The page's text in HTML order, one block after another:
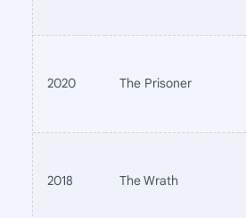
2020 The Prisoner
2018 The Wrath